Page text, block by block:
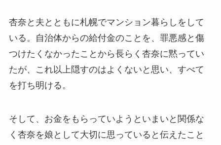
杏奈と夫とともに札幌でマンション暮らしをして
いる。自治体からの給付金のことを、罪悪感と傷
つけたくなかったことから長らく杏奈に黙ってい
たが、これ以上隠すのはよくないと思い、すべて
を打ち明ける。
そして、お金をもらっていようといまいと関係な
く杏奈を娘として大切に思っていると伝えたこと